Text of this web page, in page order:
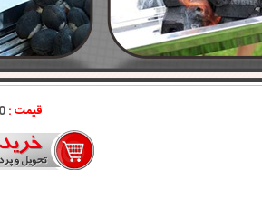
قیمت :